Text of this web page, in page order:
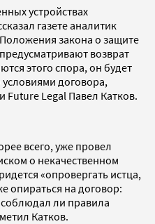
устройствах
газете аналитик
закона о защите
возврат
этого спора, он будет
договора,
Future Legal Павел Катков.
всего, уже провел
о некачественном
«опровергать истца,
опираться на договор:
ли правила
Катков.